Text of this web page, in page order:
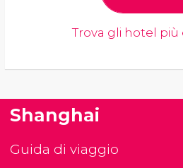
Trova gli hotel
Shanghai
Guida di viaggio